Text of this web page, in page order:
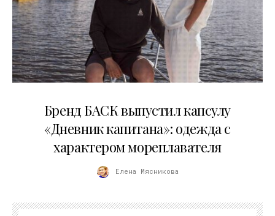
Бренд БАСК выпустил капсулу
«Дневник капитана»: одежда с
характером мореплавателя
Елена Мясникова